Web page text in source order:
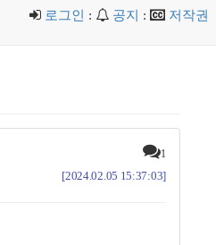
로그인 : 공지 : 저작권
1
[2024.02.05 15:37:03]